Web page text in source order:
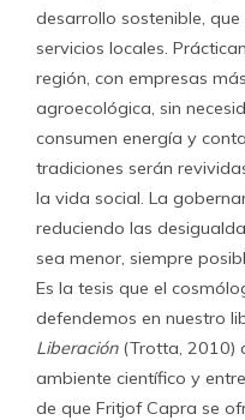
desarrollo sostenible,
servicios locales.
región, con empresas
agroecológica, sin
consumen energía y
tradiciones serán
la vida social. La
reduciendo las
sea menor, siempre
Es la tesis que el
defendemos en nuestro
Liberación(Trotta, 2010)
ambiente científico y
de que Fritjof Capra se